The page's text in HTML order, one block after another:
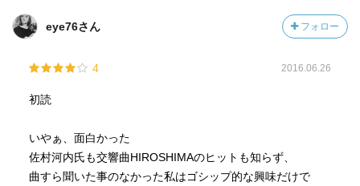
eye76さん フォロー
4 2016.06.26
初読
いやぁ、面白かった
佐村河内氏も交響曲HIROSHIMAのヒットも知らず、
曲すら聞いた事のなかった私はゴシップ的な興味だけで